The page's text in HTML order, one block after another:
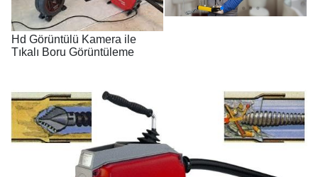
Hd Görüntülü Kamera ile
Tıkalı Boru Görüntüleme